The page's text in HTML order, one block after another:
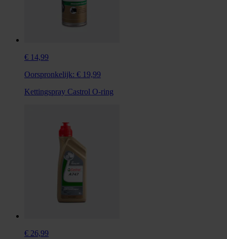
€ 14,99
Oorspronkelijk: € 19,99
Kettingspray Castrol O-ring
€ 26,99